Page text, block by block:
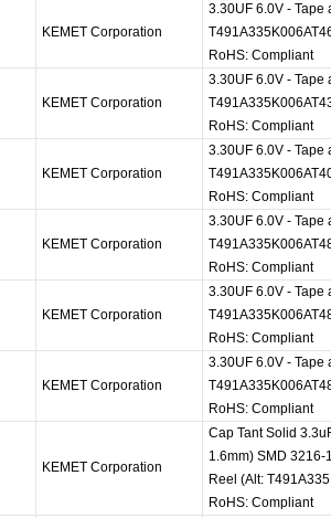
KEMET Corporation
3.30UF 6.0V - Tape
RoHS: Compliant
KEMET Corporation
3.30UF 6.0V - Tape
RoHS: Compliant
KEMET Corporation
3.30UF 6.0V - Tape
RoHS: Compliant
KEMET Corporation
3.30UF 6.0V - Tape
RoHS: Compliant
KEMET Corporation
3.30UF 6.0V - Tape
RoHS: Compliant
KEMET Corporation
3.30UF 6.0V - Tape
RoHS: Compliant
KEMET Corporation
Cap Tant Solid
1.6mm) SMD 3216-
Reel (Alt:
RoHS: Compliant